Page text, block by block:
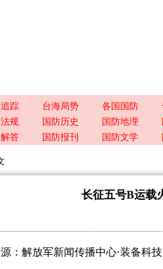
踪 台海局势 各国国防
规 国防历史 国防地理
答 国防报刊 国防文学
长征五号B运载
：解放军新闻传播中心·装备科